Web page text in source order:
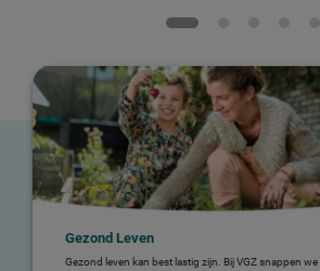
Gezond Leven
Gezond leven kan best lastig zijn. Bij VGZ snappen we